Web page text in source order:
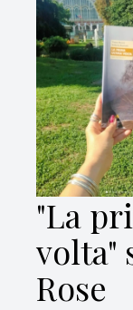
"La
volta"
Rose